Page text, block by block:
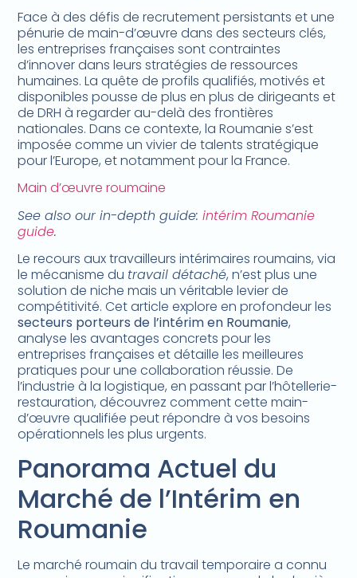
Face à des défis de recrutement persistants et une
pénurie de main-d’œuvre dans des secteurs clés,
les entreprises françaises sont contraintes
d’innover dans leurs stratégies de ressources
humaines. La quête de profils qualifiés, motivés et
disponibles pousse de plus en plus de dirigeants et
de DRH à regarder au-delà des frontières
nationales. Dans ce contexte, la Roumanie s’est
imposée comme un vivier de talents stratégique
pour l’Europe, et notamment pour la France.
Main d’œuvre roumaine
See also our in-depth guide:intérim Roumanie
guide.
Le recours aux travailleurs intérimaires roumains, via
le mécanisme du travail détaché, n’est plus une
solution de niche mais un véritable levier de
compétitivité. Cet article explore en profondeur les
secteurs porteurs de l’intérim en Roumanie,
analyse les avantages concrets pour les
entreprises françaises et détaille les meilleures
pratiques pour une collaboration réussie. De
l’industrie à la logistique, en passant par l’hôtellerie-
restauration, découvrez comment cette main-
d’œuvre qualifiée peut répondre à vos besoins
opérationnels les plus urgents.
Panorama Actuel du
Marché de l’Intérim en
Roumanie
Le marché roumain du travail temporaire a connu